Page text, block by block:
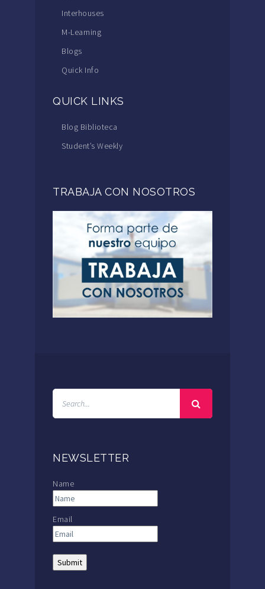
Interhouses
M-Learning
Blogs
Quick Info
QUICK LINKS
Blog Biblioteca
Student’s Weekly
TRABAJA CON NOSOTROS
NEWSLETTER
Name
Email